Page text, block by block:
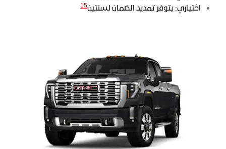
اختياري: يتوفر تمديد الضمان لسنتين15